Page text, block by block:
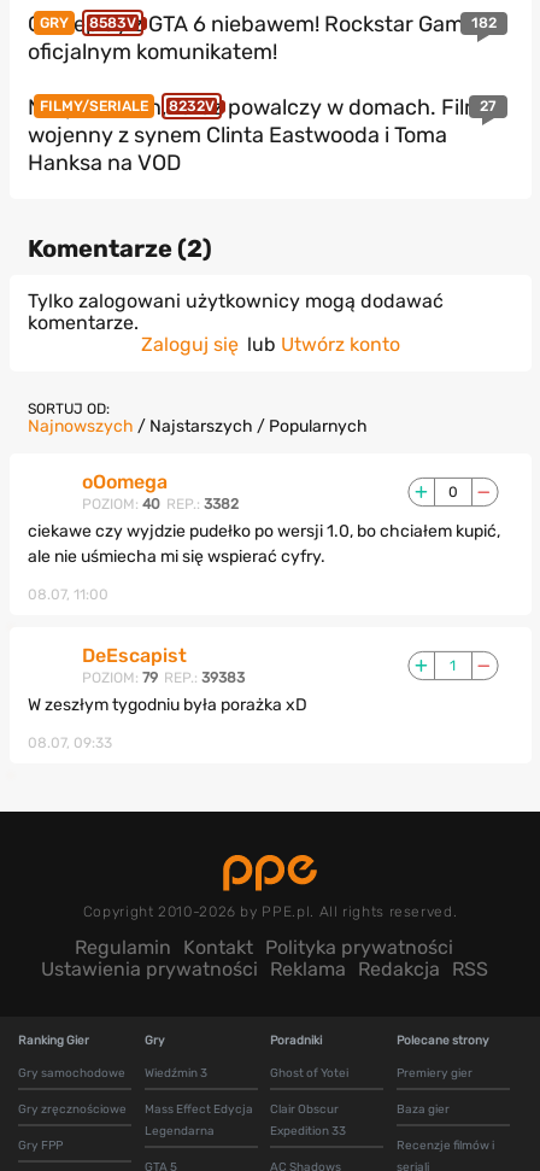
GRY 8583V 182
Gameplay z GTA 6 niebawem! Rockstar Games z
oficjalnym komunikatem!
FILMY/SERIALE 8232V 27
Nie podbił kin, teraz powalczy w domach. Film
wojenny z synem Clinta Eastwooda i Toma
Hanksa na VOD
Komentarze (2)
Tylko zalogowani użytkownicy mogą dodawać
komentarze.
Zaloguj się lub Utwórz konto
SORTUJ OD:
Najnowszych / Najstarszych / Popularnych
oOomega
POZIOM: 40 REP.: 3382
0
ciekawe czy wyjdzie pudełko po wersji 1.0, bo chciałem kupić,
ale nie uśmiecha mi się wspierać cyfry.
08.07, 11:00
DeEscapist
POZIOM: 79 REP.: 39383
1
W zeszłym tygodniu była porażka xD
08.07, 09:33
Copyright 2010-2026 by PPE.pl. All rights reserved.
Regulamin Kontakt Polityka prywatności
Ustawienia prywatności
Reklama Redakcja RSS
Ranking Gier
Gry samochodowe
Gry zręcznościowe
Gry FPP
Gry
Wiedźmin 3
Mass Effect Edycja
Legendarna
GTA 5
Poradniki
Ghost of Yotei
Clair Obscur
Expedition 33
AC Shadows
Polecane strony
Premiery gier
Baza gier
Recenzje filmów i
seriali